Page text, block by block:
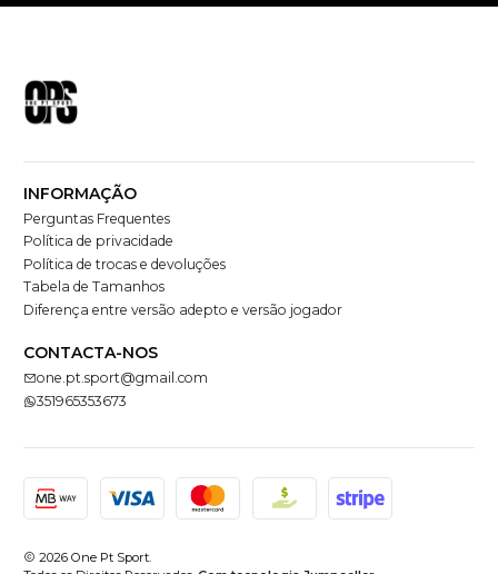
INFORMAÇÃO
Perguntas Frequentes
Política de privacidade
Política de trocas e devoluções
Tabela de Tamanhos
Diferença entre versão adepto e versão jogador
CONTACTA-NOS
one.pt.sport@gmail.com
351965353673
2026 One Pt Sport.